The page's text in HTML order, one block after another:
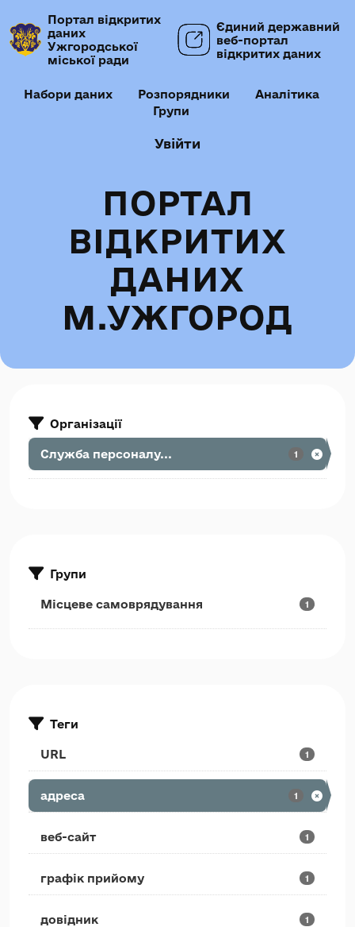
Портал відкритих
даних
Ужгородської
міської ради
Єдиний державний
веб-портал
відкритих даних
Набори даних Розпорядники
Аналітика
Групи
Увійти
ПОРТАЛ
ВІДКРИТИХ
ДАНИХ
М.УЖГОРОД
Організації
Служба персоналу... 1
Групи
Місцеве самоврядування 1
Теги
URL 1
адреса 1
веб-сайт 1
графік прийому 1
довідник 1